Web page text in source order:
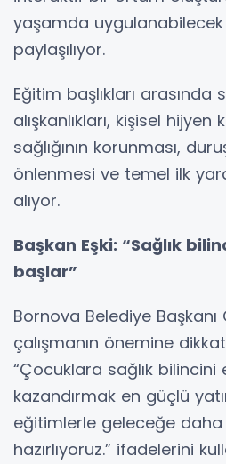
yaşamda
paylaşılıyor.
Eğitim başlıkları arasında
alışkanlıkları, kişisel hijyen
sağlığının korunması,
önlenmesi ve temel ilk
alıyor.
Başkan Eşki: “Sağlık
başlar”
Bornova Belediye Başkanı
çalışmanın önemine
“Çocuklara sağlık bilincini
kazandırmak en güçlü
eğitimlerle geleceğe daha
hazırlıyoruz.” ifadelerini